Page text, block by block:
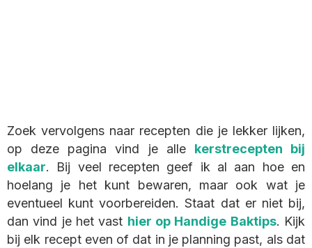
Zoek vervolgens naar recepten die je lekker lijken,
op deze pagina vind je alle kerstrecepten bij
elkaar. Bij veel recepten geef ik al aan hoe en
hoelang je het kunt bewaren, maar ook wat je
eventueel kunt voorbereiden. Staat dat er niet bij,
dan vind je het vast hier op Handige Baktips. Kijk
bij elk recept even of dat in je planning past, als dat